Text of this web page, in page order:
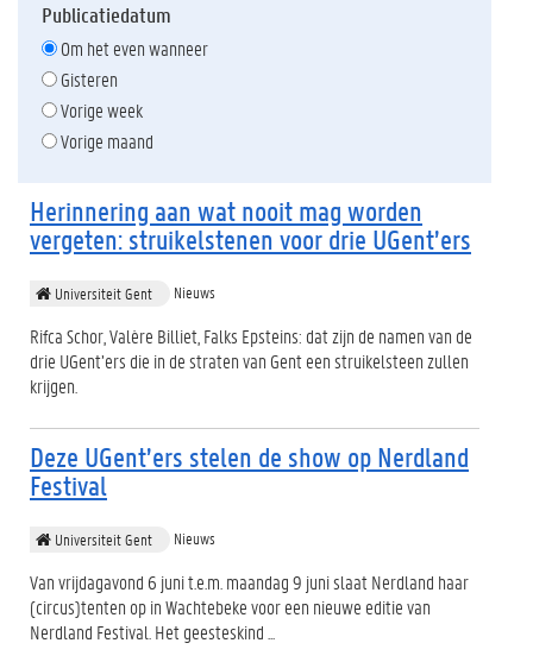
Publicatiedatum
Om het even wanneer
Gisteren
Vorige week
Vorige maand
Herinnering aan wat nooit mag worden
vergeten: struikelstenen voor drie UGent’ers
Universiteit Gent Nieuws
Rifca Schor, Valère Billiet, Falks Epsteins: dat zijn de namen van de
drie UGent’ers die in de straten van Gent een struikelsteen zullen
krijgen.
Deze UGent’ers stelen de show op Nerdland
Festival
Universiteit Gent Nieuws
Van vrijdagavond 6 juni t.e.m. maandag 9 juni slaat Nerdland haar
(circus)tenten op in Wachtebeke voor een nieuwe editie van
Nerdland Festival. Het geesteskind ...